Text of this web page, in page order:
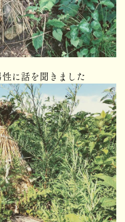
に話を聞きました